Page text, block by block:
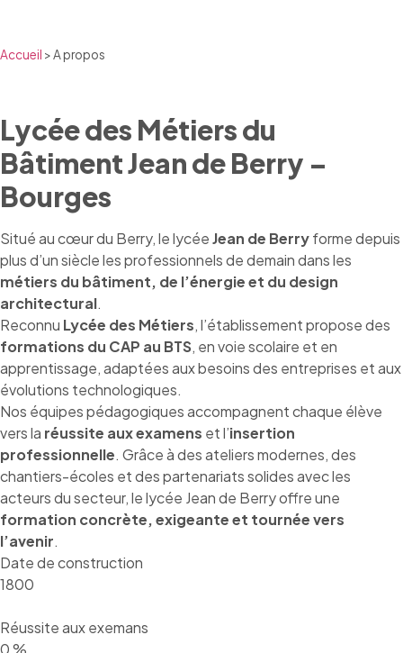
Accueil >A propos
Lycée des Métiers du
Bâtiment Jean de Berry –
Bourges
Situé au cœur du Berry, le lycéeJean de Berryforme depuis
plus d’un siècle les professionnels de demain dans les
métiers du bâtiment, de l’énergie et du design
architectural.
Reconnu Lycée des Métiers, l’établissement propose des
formations du CAP au BTS, en voie scolaire et en
apprentissage, adaptées aux besoins des entreprises et aux
évolutions technologiques.
Nos équipes pédagogiques accompagnent chaque élève
vers la réussite aux examens et l’insertion
professionnelle. Grâce à des ateliers modernes, des
chantiers-écoles et des partenariats solides avec les
acteurs du secteur, le lycée Jean de Berry offre une
formation concrète, exigeante et tournée vers
l’avenir.
Date de construction
1800
Réussite aux exemans
0%